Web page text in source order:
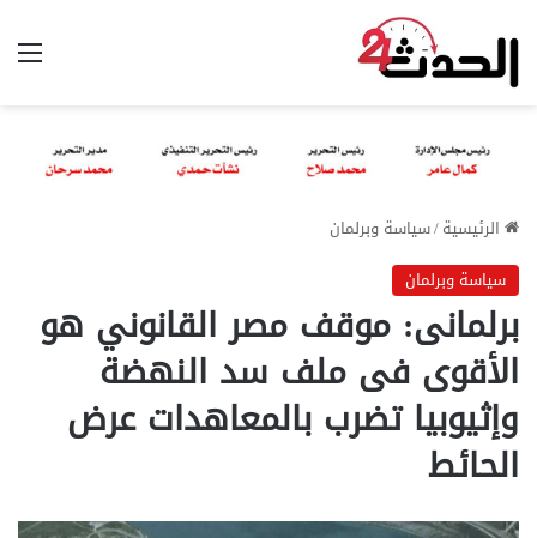
الرئيسية/سياسة وبرلمان
سياسة وبرلمان
برلمانى: موقف مصر القانوني هو
الأقوى فى ملف سد النهضة
وإثيوبيا تضرب بالمعاهدات عرض
الحائط